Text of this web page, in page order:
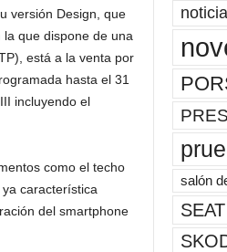
versión Design, que
que dispone de una
está a la venta por
hasta el 31
incluyendo el
como el techo
característica
del smartphone
salón
SEAT